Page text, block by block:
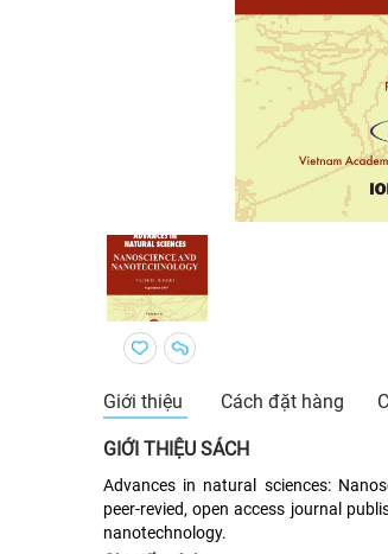
Giới thiệu Cách đặt hàng
GIỚI THIỆU SÁCH
Advances in natural sciences:
peer-revied, open access journal
nanotechnology.